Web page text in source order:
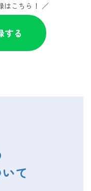
はこちら！ ／
する
て